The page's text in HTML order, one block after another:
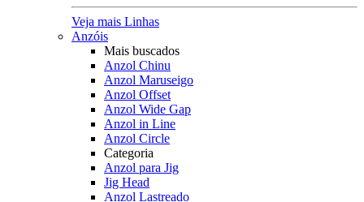
Veja mais Linhas
Anzóis
Mais buscados
Anzol Chinu
Anzol Maruseigo
Anzol Offset
Anzol Wide Gap
Anzol in Line
Anzol Circle
Categoria
Anzol para Jig
Jig Head
Anzol Lastreado